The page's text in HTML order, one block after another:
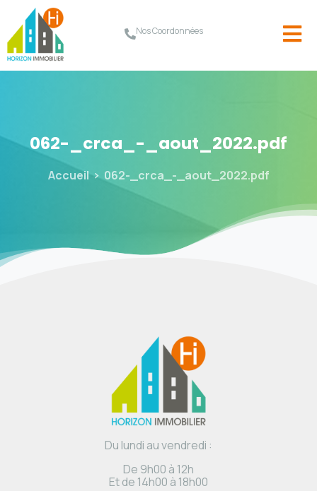
Nos Coordonnées
062-_crca_-_aout_2022.pdf
Accueil 062-_crca_-_aout_2022.pdf
Du lundi au vendredi :
De 9h00 à 12h
Et de 14h00 à 18h00